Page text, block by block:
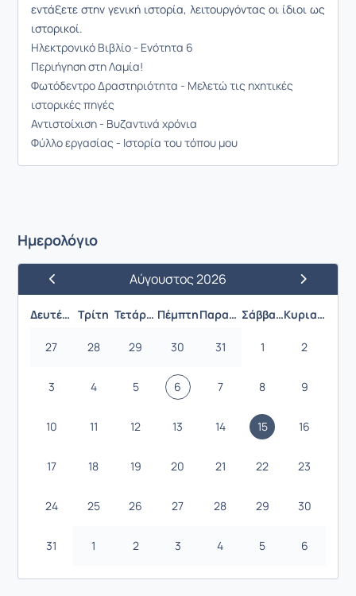
εντάξετε στην γενική ιστορία, λειτουργόντας οι ίδιοι ως
ιστορικοί.
Ηλεκτρονικό Βιβλίο - Ενότητα 6
Περιήγηση στη Λαμία!
Φωτόδεντρο Δραστηριότητα - Μελετώ τις ηχητικές
ιστορικές πηγές
Αντιστοίχιση - Βυζαντινά χρόνια
Φύλλο εργασίας - Ιστορία του τόπου μου
Ημερολόγιο
Προηγούμενος ΜήναςΑύγουστος 2026
Επόμενος
Δευτέρα Τρίτη Τετάρτη Πέμπτη Παρασκευή Σάββατο Κυριακή
27 28 29 30 31 1 2
3 4 5 6 7 8 9
10 11 12 13 14 15 16
17 18 19 20 21 22 23
24 25 26 27 28 29 30
31 1 2 3 4 5 6